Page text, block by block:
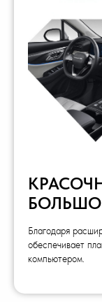
Благодаря
обеспечивает
компьютером.